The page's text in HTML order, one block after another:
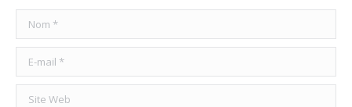
Nom *
E-mail *
Site Web